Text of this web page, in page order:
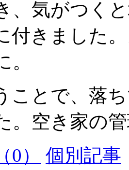
、気がつく
付きました
とで、落
。空き家の
）
個別記事